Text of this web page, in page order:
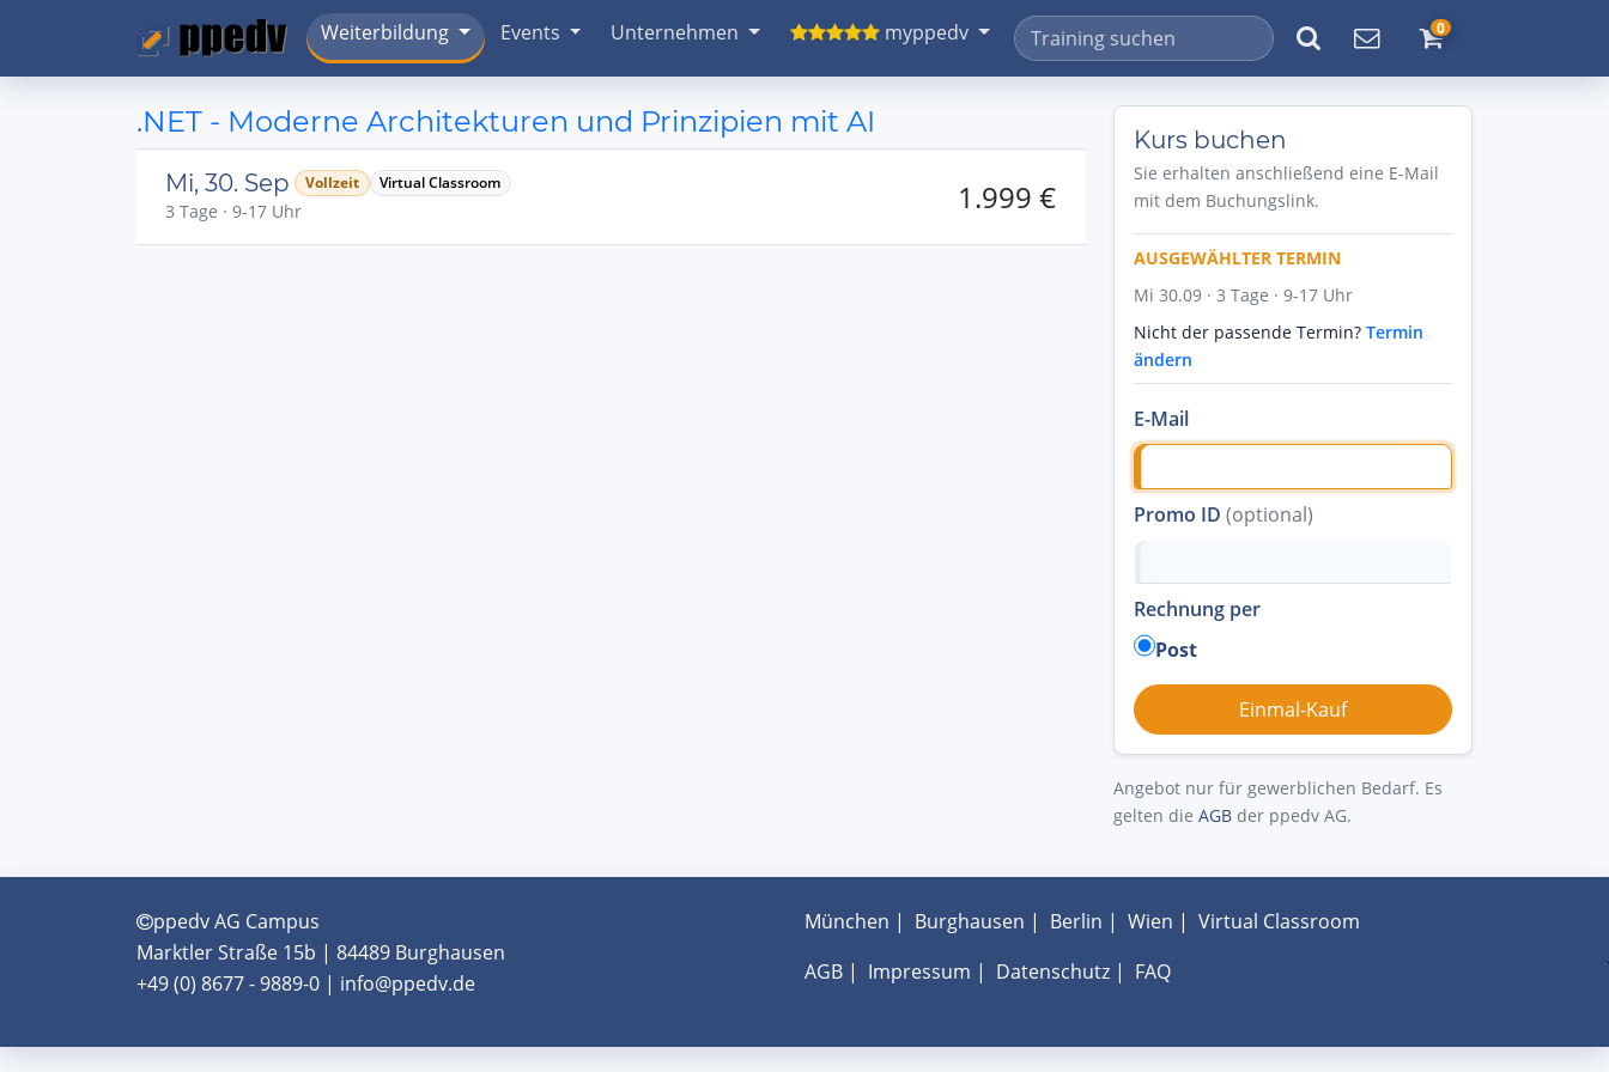
Weiterbildung Events Unternehmen myppedv 0
.NET - Moderne Architekturen und Prinzipien mit AI
Mi, 30. Sep Vollzeit Virtual Classroom
3 Tage · 9-17 Uhr 1.999 €
Kurs buchen
Sie erhalten anschließend eine E-Mail
mit dem Buchungslink.
AUSGEWÄHLTER TERMIN
Mi 30.09 · 3 Tage · 9-17 Uhr
Nicht der passende Termin? Termin
ändern
E-Mail
Promo ID (optional)
Rechnung per
Post
Angebot nur für gewerblichen Bedarf. Es
gelten die AGB der ppedv AG.
ppedv AG Campus
Marktler Straße 15b | 84489 Burghausen
+49 (0) 8677 - 9889-0 | info@ppedv.de
München | Burghausen | Berlin | Wien | Virtual Classroom
AGB| Impressum | Datenschutz| FAQ